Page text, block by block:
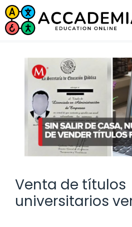
Saltar
al
contenido
Venta de títulos
universitarios